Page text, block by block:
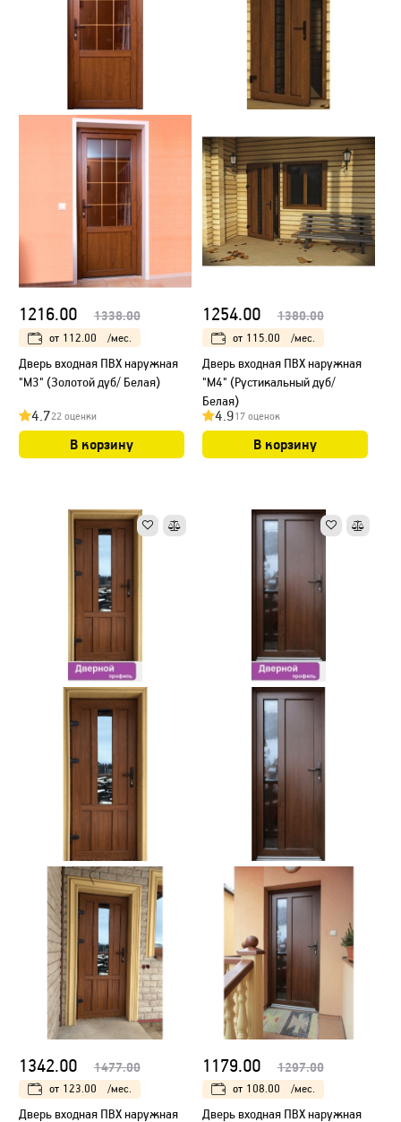
1216.00 1338.00
от 112.00 /мес.
Дверь входная ПВХ наружная
"М3" (Золотой дуб/ Белая)
4.722 оценки
В корзину
1254.00 1380.00
от 115.00 /мес.
Дверь входная ПВХ наружная
"М4" (Рустикальный дуб/
Белая)
4.917 оценок
В корзину
1342.00 1477.00
от 123.00 /мес.
Дверь входная ПВХ наружная
1179.00 1297.00
от 108.00 /мес.
Дверь входная ПВХ наружная